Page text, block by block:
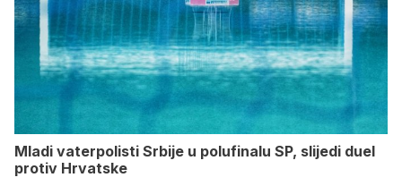
Mladi vaterpolisti Srbije u polufinalu SP, slijedi duel
protiv Hrvatske